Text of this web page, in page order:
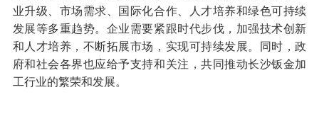
业升级、市场需求、国际化合作、人才培养和绿色可持续
发展等多重趋势。企业需要紧跟时代步伐，加强技术创新
和人才培养，不断拓展市场，实现可持续发展。同时，政
府和社会各界也应给予支持和关注，共同推动长沙钣金加
工行业的繁荣和发展。